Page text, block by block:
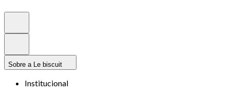
Sobre a Le biscuit
Institucional